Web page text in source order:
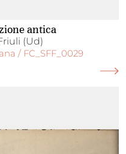
antica
(Ud)
/ FC_SFF_0029